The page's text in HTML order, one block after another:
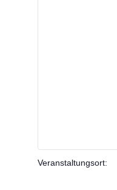
Veranstaltungsort: